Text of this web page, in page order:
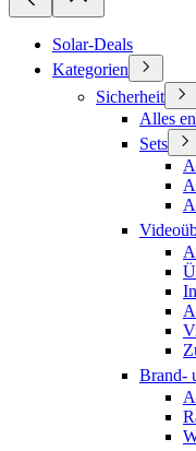
Solar-Deals
Kategorien
Sicherheit
Alles
Sets
Brand-